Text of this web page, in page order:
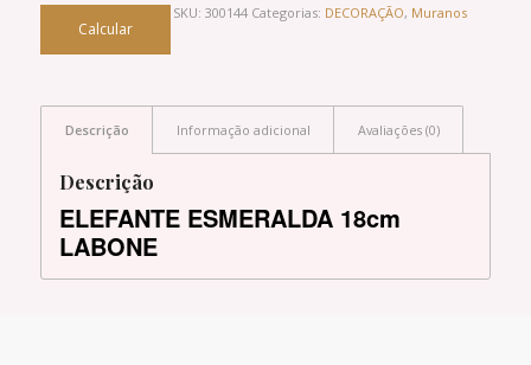
SKU: 300144 Categorias: DECORAÇÃO, Muranos
Descrição Informação adicional Avaliações (0)
Descrição
ELEFANTE ESMERALDA 18cm
LABONE